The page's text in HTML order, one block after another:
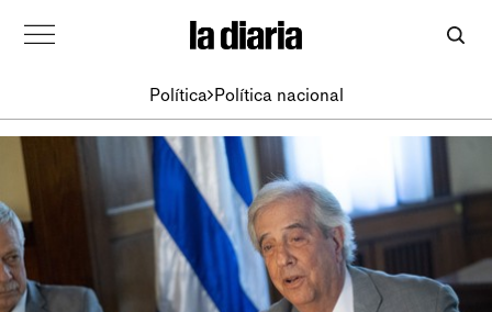
Política Política nacional